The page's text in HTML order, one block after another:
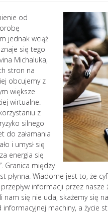
od
jednak wciąż
się tego
Michaluka,
stron na
obcujemy z
większe
wirtualne.
z
silnego
do załamania
i umysł się
energia się
Granica między
płynna. Wiadome jest to, że
informacji przez
nam się nie uda, skażemy się
machiny, a życie